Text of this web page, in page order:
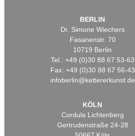
BERLIN
Dr. Simone Wiechers
Fasanenstr. 70
10719 Berlin
Tel.: +49 (0)30 88 67 53-63
Fax: +49 (0)30 88 67 56-43
infoberlin@kettererkunst.de
KÖLN
Cordula Lichtenberg
Gertrudenstraße 24-28